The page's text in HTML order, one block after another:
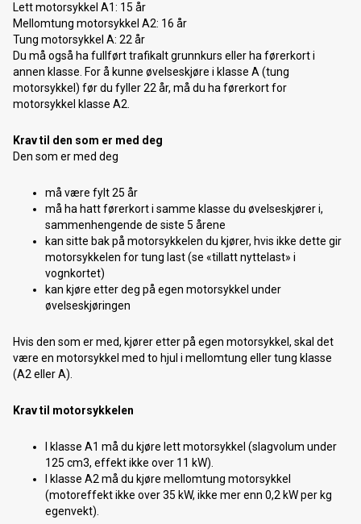
Lett motorsykkel A1: 15 år
Mellomtung motorsykkel A2: 16 år
Tung motorsykkel A: 22 år
Du må også ha fullført trafikalt grunnkurs eller ha førerkort i
annen klasse. For å kunne øvelseskjøre i klasse A (tung
motorsykkel) før du fyller 22 år, må du ha førerkort for
motorsykkel klasse A2.
Krav til den som er med deg
Den som er med deg
må være fylt 25 år
må ha hatt førerkort i samme klasse du øvelseskjører i,
sammenhengende de siste 5 årene
kan sitte bak på motorsykkelen du kjører, hvis ikke dette gir
motorsykkelen for tung last (se «tillatt nyttelast» i
vognkortet)
kan kjøre etter deg på egen motorsykkel under
øvelseskjøringen
Hvis den som er med, kjører etter på egen motorsykkel, skal det
være en motorsykkel med to hjul i mellomtung eller tung klasse
(A2 eller A).
Krav til motorsykkelen
I klasse A1 må du kjøre lett motorsykkel (slagvolum under
125 cm3, effekt ikke over 11 kW).
I klasse A2 må du kjøre mellomtung motorsykkel
(motoreffekt ikke over 35 kW, ikke mer enn 0,2 kW per kg
egenvekt).